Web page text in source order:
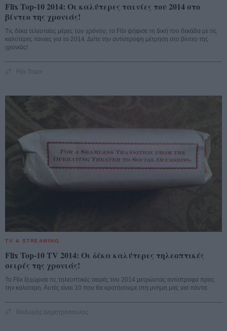
Flix Top-10 2014: Οι καλύτερες ταινίες του 2014 στο
βίντεο της χρονιάς!
Τις δέκα τελευταίες μέρες του χρόνου, το Flix ψήφισε τη δική του δεκάδα με τις
καλύτερες ταινίες για το 2014. Δείτε την αντίστροφη μέτρηση στο βίντεο της
χρονιάς!
Flix Team
TV & STREAMING
Flix Top-10 TV 2014: Οι δέκα καλύτερες τηλεοπτικές
σειρές της χρονιάς!
Το Flix ξεχώρισε τις τηλεοπτικές σειρές του 2014 μετρώντας αντίστροφα προς
την καλύτερη. Αυτές είναι 10 που θα κρατήσουμε στη μνήμη μας για πάντα.
Θοδωρής Δημητρόπουλος